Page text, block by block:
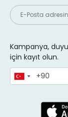
Kampanya,
için kayıt olun.